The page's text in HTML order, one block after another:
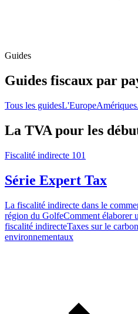
Guides
Guides fiscaux par
Tous les guidesL'EuropeAmériques
La TVA pour les
Fiscalité indirecte 101
Série Expert Tax
La fiscalité indirecte dans le
région du GolfeComment élaborer
fiscalité indirecteTaxes sur le
environnementaux